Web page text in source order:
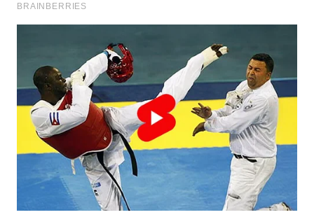
WN
BOGOR
WN
DEPOK
WN
TAPANULI
UTARA
WN